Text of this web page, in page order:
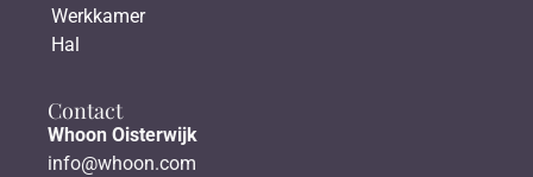
Werkkamer
Hal
Contact
Whoon Oisterwijk
info@whoon.com